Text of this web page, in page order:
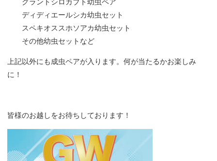
グラントシロカブト幼虫ペア
ディディエールシカ幼虫セット
スペキオススホソアカ幼虫セット
その他幼虫セットなど
上記以外にも成虫ペアが入ります。何が当たるかお楽しみ
に！
皆様のお越しをお待ちしております！